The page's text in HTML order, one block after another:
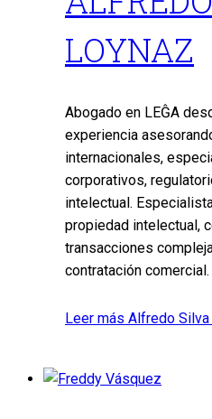
LOYNAZ
Abogado en LEĜA
experiencia
internacionales,
corporativos,
intelectual.
propiedad intelectual,
transacciones
contratación comercial.
Leer más Alfredo Silva